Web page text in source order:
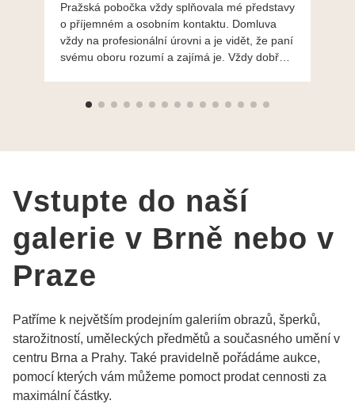
Pražská pobočka vždy splňovala mé představy
o příjemném a osobním kontaktu. Domluva
vždy na profesionální úrovni a je vidět, že paní
svému oboru rozumí a zajímá je. Vždy dobře a
výběru, jak už bylo napsáno - na požádání
Vstupte do naší
galerie v Brně nebo v
Praze
Patříme k největším prodejním galeriím obrazů, šperků,
starožitností, uměleckých předmětů a současného umění v
centru Brna a Prahy. Také pravidelně pořádáme aukce,
pomocí kterých vám můžeme pomoct prodat cennosti za
maximální částky.